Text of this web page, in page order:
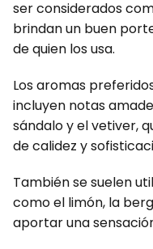
ser considerados
brindan un buen
de quien los usa.
Los aromas
incluyen notas
sándalo y el vetiver,
de calidez y
También se suelen
como el limón, la
aportar una